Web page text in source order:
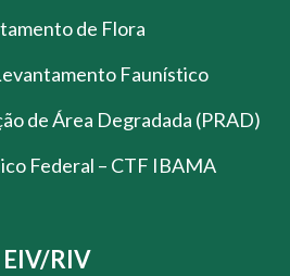
de Flora
Faunístico
de Área Degradada (PRAD)
Federal – CTF IBAMA
EIV/RIV